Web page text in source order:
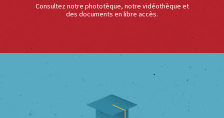
Consultez notre phototèque, notre vidéothèque et
des documents en libre accès.